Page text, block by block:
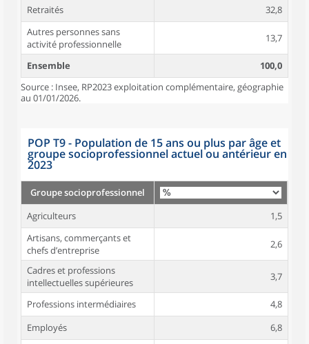
Retraités
32,8
Autres personnes sans
activité professionnelle
13,7
Ensemble
100,0
Source : Insee, RP2023 exploitation complémentaire, géographie
au 01/01/2026.
POP T9 - Population de 15 ans ou plus par âge et
groupe socioprofessionnel actuel ou antérieur en
2023
Groupe socioprofessionnel
Agriculteurs
1,5
Artisans, commerçants et
chefs d’entreprise
2,6
Cadres et professions
intellectuelles supérieures
3,7
Professions intermédiaires
4,8
Employés
6,8